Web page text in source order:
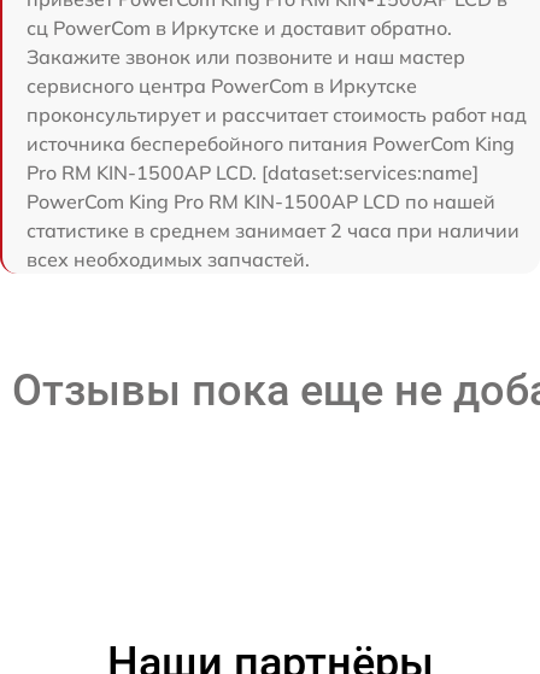
сц PowerCom в Иркутске и доставит обратно.
Закажите звонок или позвоните и наш мастер
сервисного центра PowerCom в Иркутске
проконсультирует и рассчитает стоимость работ над
источника бесперебойного питания PowerCom King
Pro RM KIN-1500AP LCD. [dataset:services:name]
PowerCom King Pro RM KIN-1500AP LCD по нашей
статистике в среднем занимает 2 часа при наличии
всех необходимых запчастей.
Отзывы пока еще не
Наши партнёры